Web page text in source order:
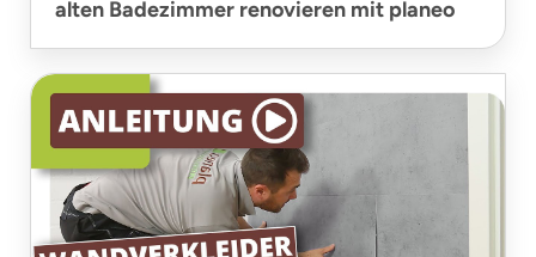
alten Badezimmer renovieren mit planeo